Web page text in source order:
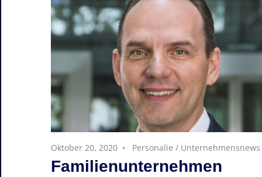
Oktober 20, 2020 Personalie / Unternehmensnews
Familienunternehmen